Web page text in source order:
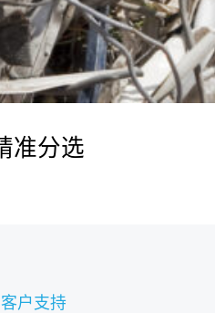
准分选
客户支持